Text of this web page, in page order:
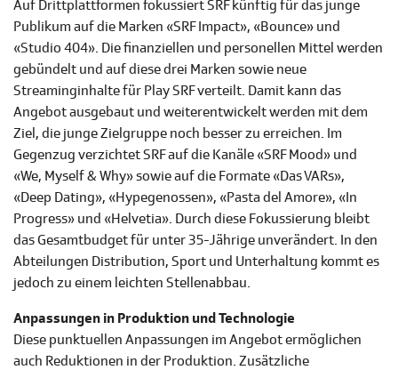
Auf Drittplattformen fokussiert SRF künftig für das junge
Publikum auf die Marken «SRF Impact», «Bounce» und
«Studio 404». Die finanziellen und personellen Mittel werden
gebündelt und auf diese drei Marken sowie neue
Streaminginhalte für Play SRF verteilt. Damit kann das
Angebot ausgebaut und weiterentwickelt werden mit dem
Ziel, die junge Zielgruppe noch besser zu erreichen. Im
Gegenzug verzichtet SRF auf die Kanäle «SRF Mood» und
«We, Myself & Why» sowie auf die Formate «Das VARs»,
«Deep Dating», «Hypegenossen», «Pasta del Amore», «In
Progress» und «Helvetia». Durch diese Fokussierung bleibt
das Gesamtbudget für unter 35-Jährige unverändert. In den
Abteilungen Distribution, Sport und Unterhaltung kommt es
jedoch zu einem leichten Stellenabbau.
Anpassungen in Produktion und Technologie
Diese punktuellen Anpassungen im Angebot ermöglichen
auch Reduktionen in der Produktion. Zusätzliche